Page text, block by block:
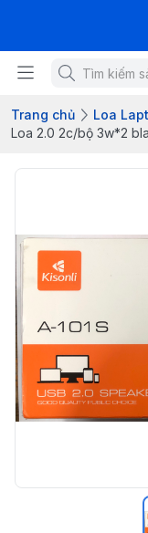
Trang chủ
Loa
Loa 2.0 2c/bộ 3w*2